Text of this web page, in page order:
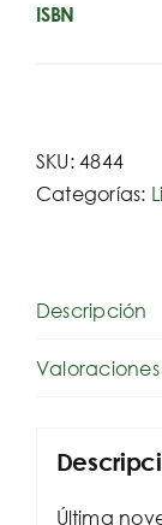
ISBN
SKU:4844
Categorías:
Descripción
Valoraciones
Última